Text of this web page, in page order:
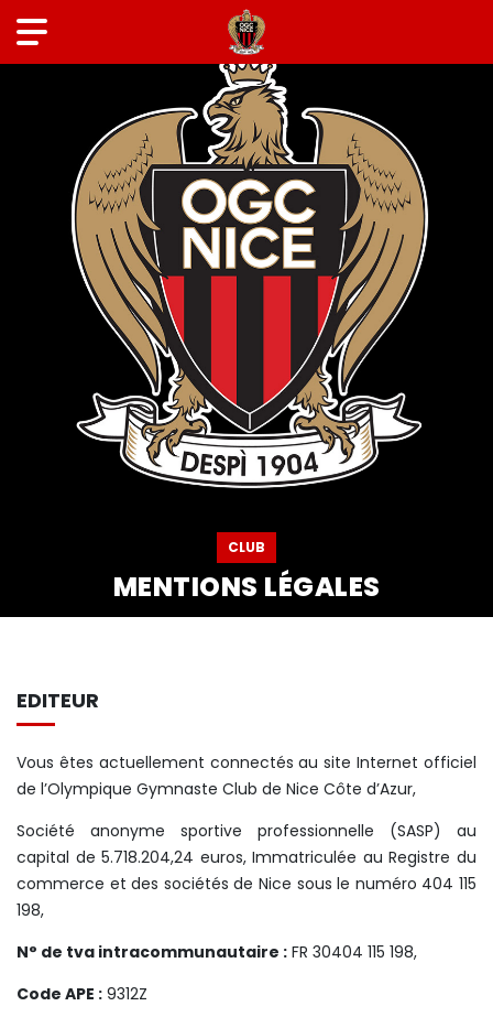
CLUB
MENTIONS LÉGALES
EDITEUR
Vous êtes actuellement connectés au site Internet officiel
de l’Olympique Gymnaste Club de Nice Côte d’Azur,
Société anonyme sportive professionnelle (SASP) au
capital de 5.718.204,24 euros, Immatriculée au Registre du
commerce et des sociétés de Nice sous le numéro 404 115
198,
N° de tva intracommunautaire : FR 30404 115 198,
Code APE : 9312Z